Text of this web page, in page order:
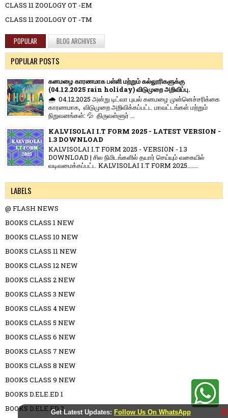
Get Latest Updates: Follow Us On WhatsApp X
CLASS 11 ZOOLOGY OT -EM
CLASS 11 ZOOLOGY OT -TM
POPULAR BLOG ARCHIVES
POPULAR POSTS
கனமழை காரணமாக பள்ளி மற்றும் கல்லூரிகளுக்கு
(04.12.2025 rain holiday) விடுமுறை அறிவிப்பு.
🌧️ 04.12.2025 அன்று டிட்வா புயல் கனமழை முன்னெச்சரிக்கை
காரணமாக, விடுமுறை அறிவிக்கப்பட்ட மாவட்டங்கள் மற்றும்
நிறுவனங்கள்: 💦 திருவள்ளூர் ...
KALVISOLAI I.T FORM 2025 - LATEST VERSION -
1.3 DOWNLOAD
KALVISOLAI I.T FORM 2025 - VERSION - 1.3
DOWNLOAD | சில நிமிடங்களில் தயார் செய்யும் வகையில்
வடிவமைக்கப்பட்ட KALVISOLAI I.T FORM 2025.......
LABELS
@ FLASH NEWS
BOOKS CLASS 1 NEW
BOOKS CLASS 10 NEW
BOOKS CLASS 11 NEW
BOOKS CLASS 12 NEW
BOOKS CLASS 2 NEW
BOOKS CLASS 3 NEW
BOOKS CLASS 4 NEW
BOOKS CLASS 5 NEW
BOOKS CLASS 6 NEW
BOOKS CLASS 7 NEW
BOOKS CLASS 8 NEW
BOOKS CLASS 9 NEW
BOOKS D.ELE.ED 1
BOOKS D.ELE.ED 2